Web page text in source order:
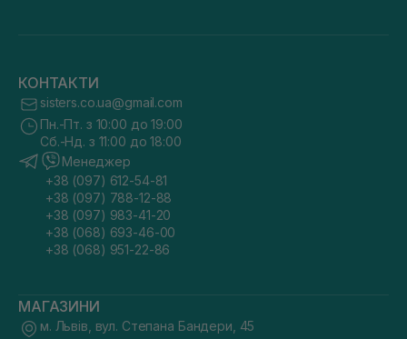
КОНТАКТИ
sisters.co.ua@gmail.com
Пн.-Пт. з 10:00 до 19:00
Сб.-Нд. з 11:00 до 18:00
Менеджер
+38 (097) 612-54-81
+38 (097) 788-12-88
+38 (097) 983-41-20
+38 (068) 693-46-00
+38 (068) 951-22-86
МАГАЗИНИ
м. Львів, вул. Степана Бандери, 45